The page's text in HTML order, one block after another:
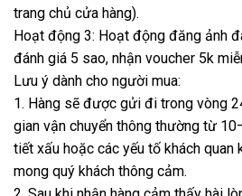
trang chủ cửa hàng).
Hoạt động 3: Hoạt động đăng ảnh
đánh giá 5 sao, nhận voucher 5k
Lưu ý dành cho người mua:
1. Hàng sẽ được gửi đi trong vòng
gian vận chuyển thông thường từ
tiết xấu hoặc các yếu tố khách quan
mong quý khách thông cảm.